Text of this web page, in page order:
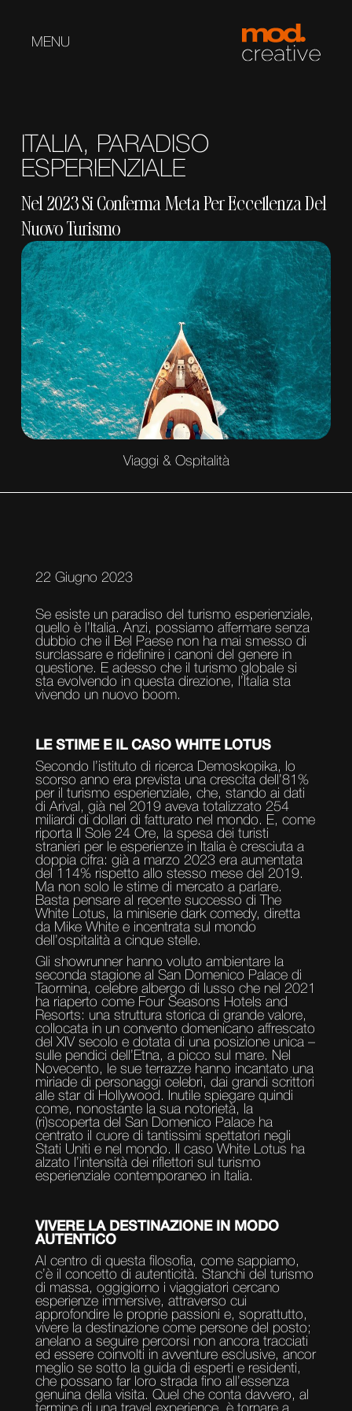
MENU
ITALIA, PARADISO
ESPERIENZIALE
Nel 2023 Si Conferma Meta Per Eccellenza Del
Nuovo Turismo
Viaggi & Ospitalità
22 Giugno 2023
Se esiste un paradiso del turismo esperienziale,
quello è l’Italia. Anzi, possiamo affermare senza
dubbio che il Bel Paese non ha mai smesso di
surclassare e ridefinire i canoni del genere in
questione. E adesso che il turismo globale si
sta evolvendo in questa direzione, l’Italia sta
vivendo un nuovo boom.
LE STIME E IL CASO WHITE LOTUS
Secondo l’istituto di ricerca Demoskopika, lo
scorso anno era prevista una crescita dell’81%
per il turismo esperienziale, che, stando ai dati
di Arival, già nel 2019 aveva totalizzato 254
miliardi di dollari di fatturato nel mondo. E, come
riporta Il Sole 24 Ore, la spesa dei turisti
stranieri per le esperienze in Italia è cresciuta a
doppia cifra: già a marzo 2023 era aumentata
del 114% rispetto allo stesso mese del 2019.
Ma non solo le stime di mercato a parlare.
Basta pensare al recente successo di The
White Lotus, la miniserie dark comedy, diretta
da Mike White e incentrata sul mondo
dell’ospitalità a cinque stelle.
Gli showrunner hanno voluto ambientare la
seconda stagione al San Domenico Palace di
Taormina, celebre albergo di lusso che nel 2021
ha riaperto come Four Seasons Hotels and
Resorts: una struttura storica di grande valore,
collocata in un convento domenicano affrescato
del XIV secolo e dotata di una posizione unica –
sulle pendici dell’Etna, a picco sul mare. Nel
Novecento, le sue terrazze hanno incantato una
miriade di personaggi celebri, dai grandi scrittori
alle star di Hollywood. Inutile spiegare quindi
come, nonostante la sua notorietà, la
(ri)scoperta del San Domenico Palace ha
centrato il cuore di tantissimi spettatori negli
Stati Uniti e nel mondo. Il caso White Lotus ha
alzato l’intensità dei riflettori sul turismo
esperienziale contemporaneo in Italia.
VIVERE LA DESTINAZIONE IN MODO
AUTENTICO
Al centro di questa filosofia, come sappiamo,
c’è il concetto di autenticità. Stanchi del turismo
di massa, oggigiorno i viaggiatori cercano
esperienze immersive, attraverso cui
approfondire le proprie passioni e, soprattutto,
vivere la destinazione come persone del posto;
anelano a seguire percorsi non ancora tracciati
ed essere coinvolti in avventure esclusive, ancor
meglio se sotto la guida di esperti e residenti,
che possano far loro strada fino all’essenza
genuina della visita. Quel che conta davvero, al